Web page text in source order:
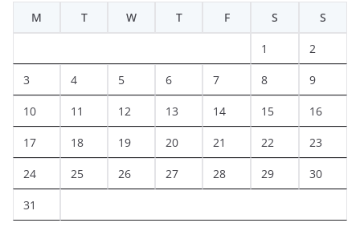
M
T W T F S S
1 2
3 4 5 6 7 8 9
10 11 12 13 14 15 16
17 18 19 20 21 22 23
24 25 26 27 28 29 30
31